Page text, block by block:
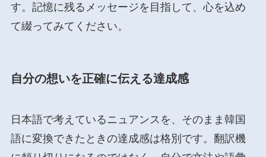
す。記憶に残るメッセージを目指して、心を込め
て綴ってみてください。
自分の想いを正確に伝える達成感
日本語で考えているニュアンスを、そのまま韓国
語に変換できたときの達成感は格別です。翻訳機